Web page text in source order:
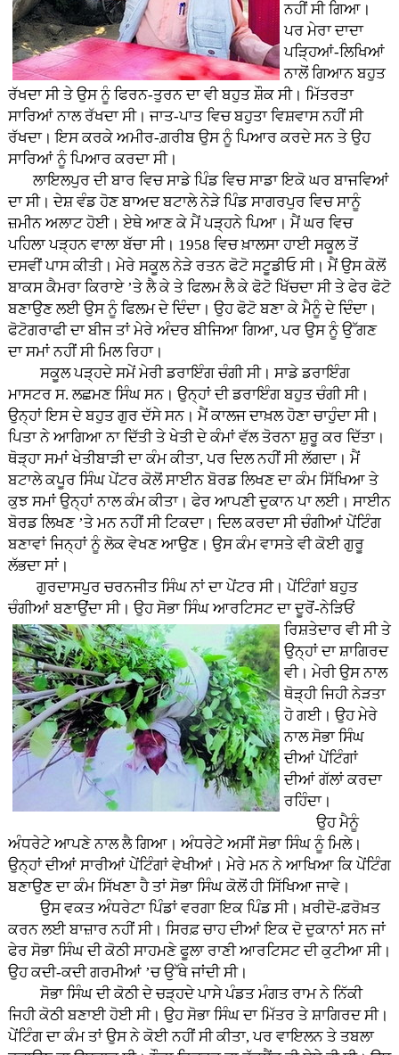
ਨਹੀਂ ਸੀ ਗਿਆ।
ਪਰ ਮੇਰਾ ਦਾਦਾ
ਪੜ੍ਹਿਆਂ-ਲਿਖਿਆਂ
ਨਾਲੋਂ ਗਿਆਨ ਬਹੁਤ
ਰੱਖਦਾ ਸੀ ਤੇ ਉਸ ਨੂੰ ਫਿਰਨ-ਤੁਰਨ ਦਾ ਵੀ ਬਹੁਤ ਸ਼ੌਕ ਸੀ। ਮਿੱਤਰਤਾ
ਸਾਰਿਆਂ ਨਾਲ ਰੱਖਦਾ ਸੀ। ਜਾਤ-ਪਾਤ ਵਿਚ ਬਹੁਤਾ ਵਿਸ਼ਵਾਸ ਨਹੀਂ ਸੀ
ਰੱਖਦਾ। ਇਸ ਕਰਕੇ ਅਮੀਰ-ਗ਼ਰੀਬ ਉਸ ਨੂੰ ਪਿਆਰ ਕਰਦੇ ਸਨ ਤੇ ਉਹ
ਸਾਰਿਆਂ ਨੂੰ ਪਿਆਰ ਕਰਦਾ ਸੀ।
ਲਾਇਲਪੁਰ ਦੀ ਬਾਰ ਵਿਚ ਸਾਡੇ ਪਿੰਡ ਵਿਚ ਸਾਡਾ ਇਕੋ ਘਰ ਬਾਜਵਿਆਂ
ਦਾ ਸੀ। ਦੇਸ਼ ਵੰਡ ਹੋਣ ਬਾਅਦ ਬਟਾਲੇ ਨੇੜੇ ਪਿੰਡ ਸਾਗਰਪੁਰ ਵਿਚ ਸਾਨੂੰ
ਜ਼ਮੀਨ ਅਲਾਟ ਹੋਈ। ਏਥੇ ਆਣ ਕੇ ਮੈਂ ਪੜ੍ਹਨੇ ਪਿਆ। ਮੈਂ ਘਰ ਵਿਚ
ਪਹਿਲਾ ਪੜ੍ਹਨ ਵਾਲਾ ਬੱਚਾ ਸੀ। 1958 ਵਿਚ ਖ਼ਾਲਸਾ ਹਾਈ ਸਕੂਲ ਤੋਂ
ਦਸਵੀਂ ਪਾਸ ਕੀਤੀ। ਮੇਰੇ ਸਕੂਲ ਨੇੜੇ ਰਤਨ ਫੋਟੋ ਸਟੂਡੀਓ ਸੀ। ਮੈਂ ਉਸ ਕੋਲੋਂ
ਬਾਕਸ ਕੈਮਰਾ ਕਿਰਾਏ ’ਤੇ ਲੈ ਕੇ ਤੇ ਫਿਲਮ ਲੈ ਕੇ ਫੋਟੋ ਖਿੱਚਦਾ ਸੀ ਤੇ ਫੇਰ ਫੋਟੋ
ਬਣਾਉਣ ਲਈ ਉਸ ਨੂੰ ਫਿਲਮ ਦੇ ਦਿੰਦਾ। ਉਹ ਫੋਟੋ ਬਣਾ ਕੇ ਮੈਨੂੰ ਦੇ ਦਿੰਦਾ।
ਫੋਟੋਗਰਾਫੀ ਦਾ ਬੀਜ ਤਾਂ ਮੇਰੇ ਅੰਦਰ ਬੀਜਿਆ ਗਿਆ, ਪਰ ਉਸ ਨੂੰ ਉੱਗਣ
ਦਾ ਸਮਾਂ ਨਹੀਂ ਸੀ ਮਿਲ ਰਿਹਾ।
ਸਕੂਲ ਪੜ੍ਹਦੇ ਸਮੇਂ ਮੇਰੀ ਡਰਾਇੰਗ ਚੰਗੀ ਸੀ। ਸਾਡੇ ਡਰਾਇੰਗ
ਮਾਸਟਰ ਸ. ਲਛਮਣ ਸਿੰਘ ਸਨ। ਉਨ੍ਹਾਂ ਦੀ ਡਰਾਇੰਗ ਬਹੁਤ ਚੰਗੀ ਸੀ।
ਉਨ੍ਹਾਂ ਇਸ ਦੇ ਬਹੁਤ ਗੁਰ ਦੱਸੇ ਸਨ। ਮੈਂ ਕਾਲਜ ਦਾਖ਼ਲ ਹੋਣਾ ਚਾਹੁੰਦਾ ਸੀ।
ਪਿਤਾ ਨੇ ਆਗਿਆ ਨਾ ਦਿੱਤੀ ਤੇ ਖੇਤੀ ਦੇ ਕੰਮਾਂ ਵੱਲ ਤੋਰਨਾ ਸ਼ੁਰੂ ਕਰ ਦਿੱਤਾ।
ਥੋੜ੍ਹਾ ਸਮਾਂ ਖੇਤੀਬਾੜੀ ਦਾ ਕੰਮ ਕੀਤਾ, ਪਰ ਦਿਲ ਨਹੀਂ ਸੀ ਲੱਗਦਾ। ਮੈਂ
ਬਟਾਲੇ ਕਪੂਰ ਸਿੰਘ ਪੇਂਟਰ ਕੋਲੋਂ ਸਾਈਨ ਬੋਰਡ ਲਿਖਣ ਦਾ ਕੰਮ ਸਿੱਖਿਆ ਤੇ
ਕੁਝ ਸਮਾਂ ਉਨ੍ਹਾਂ ਨਾਲ ਕੰਮ ਕੀਤਾ। ਫੇਰ ਆਪਣੀ ਦੁਕਾਨ ਪਾ ਲਈ। ਸਾਈਨ
ਬੋਰਡ ਲਿਖਣ ’ਤੇ ਮਨ ਨਹੀਂ ਸੀ ਟਿਕਦਾ। ਦਿਲ ਕਰਦਾ ਸੀ ਚੰਗੀਆਂ ਪੇਂਟਿੰਗ
ਬਣਾਵਾਂ ਜਿਨ੍ਹਾਂ ਨੂੰ ਲੋਕ ਵੇਖਣ ਆਉਣ। ਉਸ ਕੰਮ ਵਾਸਤੇ ਵੀ ਕੋਈ ਗੁਰੂ
ਲੱਭਦਾ ਸਾਂ।
ਗੁਰਦਾਸਪੁਰ ਚਰਨਜੀਤ ਸਿੰਘ ਨਾਂ ਦਾ ਪੇਂਟਰ ਸੀ। ਪੇਂਟਿੰਗਾਂ ਬਹੁਤ
ਚੰਗੀਆਂ ਬਣਾਉਂਦਾ ਸੀ। ਉਹ ਸੋਭਾ ਸਿੰਘ ਆਰਟਿਸਟ ਦਾ ਦੂਰੋਂ-ਨੇੜਿਓਂ
ਰਿਸ਼ਤੇਦਾਰ ਵੀ ਸੀ ਤੇ
ਉਨ੍ਹਾਂ ਦਾ ਸ਼ਾਗਿਰਦ
ਵੀ। ਮੇਰੀ ਉਸ ਨਾਲ
ਥੋੜ੍ਹੀ ਜਿਹੀ ਨੇੜਤਾ
ਹੋ ਗਈ। ਉਹ ਮੇਰੇ
ਨਾਲ ਸੋਭਾ ਸਿੰਘ
ਦੀਆਂ ਪੇਂਟਿੰਗਾਂ
ਦੀਆਂ ਗੱਲਾਂ ਕਰਦਾ
ਰਹਿੰਦਾ।
ਉਹ ਮੈਨੂੰ
ਅੰਧਰੇਟੇ ਆਪਣੇ ਨਾਲ ਲੈ ਗਿਆ। ਅੰਧਰੇਟੇ ਅਸੀਂ ਸੋਭਾ ਸਿੰਘ ਨੂੰ ਮਿਲੇ।
ਉਨ੍ਹਾਂ ਦੀਆਂ ਸਾਰੀਆਂ ਪੇਂਟਿੰਗਾਂ ਵੇਖੀਆਂ। ਮੇਰੇ ਮਨ ਨੇ ਆਖਿਆ ਕਿ ਪੇਂਟਿੰਗ
ਬਣਾਉਣ ਦਾ ਕੰਮ ਸਿੱਖਣਾ ਹੈ ਤਾਂ ਸੋਭਾ ਸਿੰਘ ਕੋਲੋਂ ਹੀ ਸਿੱਖਿਆ ਜਾਵੇ।
ਉਸ ਵਕਤ ਅੰਧਰੇਟਾ ਪਿੰਡਾਂ ਵਰਗਾ ਇਕ ਪਿੰਡ ਸੀ। ਖ਼ਰੀਦੋ-ਫ਼ਰੋਖ਼ਤ
ਕਰਨ ਲਈ ਬਾਜ਼ਾਰ ਨਹੀਂ ਸੀ। ਸਿਰਫ਼ ਚਾਹ ਦੀਆਂ ਇਕ ਦੋ ਦੁਕਾਨਾਂ ਸਨ ਜਾਂ
ਫੇਰ ਸੋਭਾ ਸਿੰਘ ਦੀ ਕੋਠੀ ਸਾਹਮਣੇ ਫੂਲਾ ਰਾਣੀ ਆਰਟਿਸਟ ਦੀ ਕੁਟੀਆ ਸੀ।
ਉਹ ਕਦੀ-ਕਦੀ ਗਰਮੀਆਂ ’ਚ ਉੱਥੇ ਜਾਂਦੀ ਸੀ।
ਸੋਭਾ ਸਿੰਘ ਦੀ ਕੋਠੀ ਦੇ ਚੜ੍ਹਦੇ ਪਾਸੇ ਪੰਡਤ ਮੰਗਤ ਰਾਮ ਨੇ ਨਿੱਕੀ
ਜਿਹੀ ਕੋਠੀ ਬਣਾਈ ਹੋਈ ਸੀ। ਉਹ ਸੋਭਾ ਸਿੰਘ ਦਾ ਮਿੱਤਰ ਤੇ ਸ਼ਾਗਿਰਦ ਸੀ।
ਪੇਂਟਿੰਗ ਦਾ ਕੰਮ ਤਾਂ ਉਸ ਨੇ ਕੋਈ ਨਹੀਂ ਸੀ ਕੀਤਾ, ਪਰ ਵਾਇਲਨ ਤੇ ਤਬਲਾ